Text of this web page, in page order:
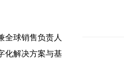
全球销售负责人
化解决方案与基